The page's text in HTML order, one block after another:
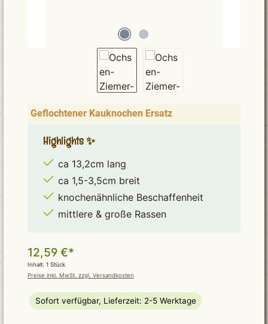
Geflochtener Kauknochen Ersatz
Highlights ✨
ca 13,2cm lang
ca 1,5-3,5cm breit
knochenähnliche Beschaffenheit
mittlere & große Rassen
12,59 €*
Inhalt: 1 Stück
Preise inkl. MwSt. zzgl. Versandkosten
Sofort verfügbar, Lieferzeit: 2-5 Werktage